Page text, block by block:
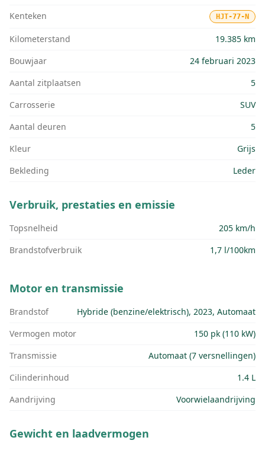
Kenteken
HJT-77-N
Kilometerstand
19.385 km
Bouwjaar
24 februari 2023
Aantal zitplaatsen
5
Carrosserie
SUV
Aantal deuren
5
Kleur
Grijs
Bekleding
Leder
Verbruik, prestaties en emissie
Topsnelheid
205 km/h
Brandstofverbruik
1,7 l/100km
Motor en transmissie
Brandstof
Hybride (benzine/elektrisch), 2023, Automaat
Vermogen motor
150 pk (110 kW)
Transmissie
Automaat (7 versnellingen)
Cilinderinhoud
1.4 L
Aandrijving
Voorwielaandrijving
Gewicht en laadvermogen